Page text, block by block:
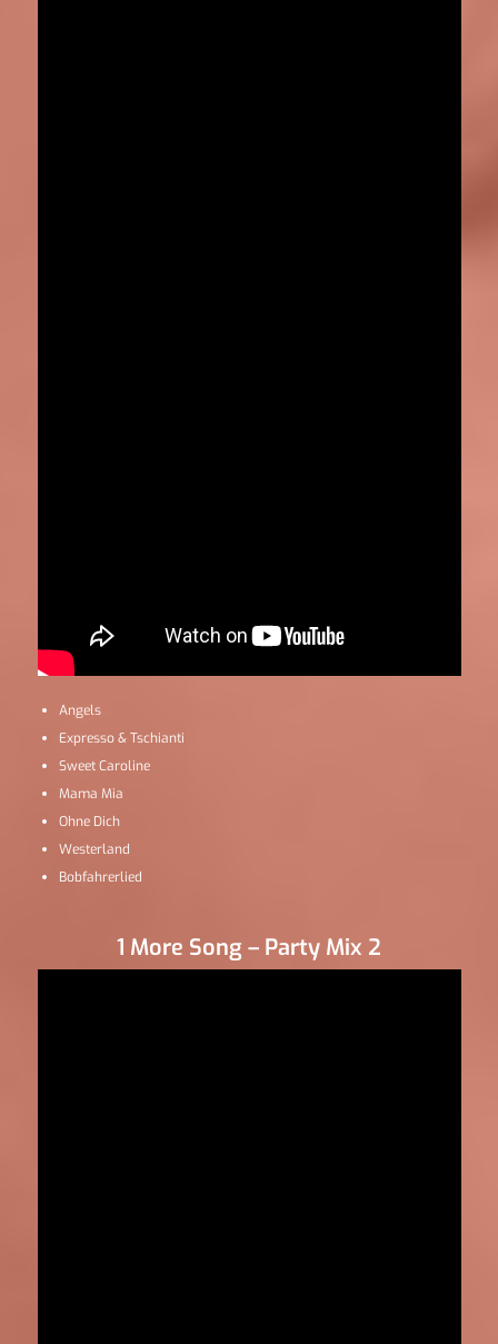
Angels
Expresso & Tschianti
Sweet Caroline
Mama Mia
Ohne Dich
Westerland
Bobfahrerlied
1 More Song – Party Mix 2